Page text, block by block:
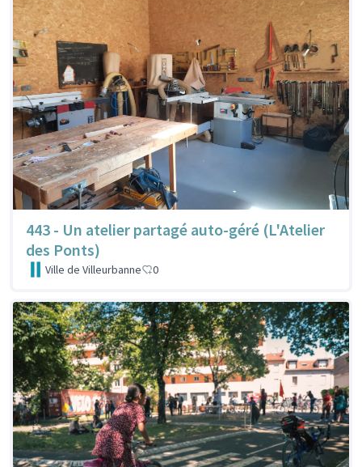
443 - Un atelier partagé auto-géré (L'Atelier
des Ponts)
Ville de Villeurbanne 0